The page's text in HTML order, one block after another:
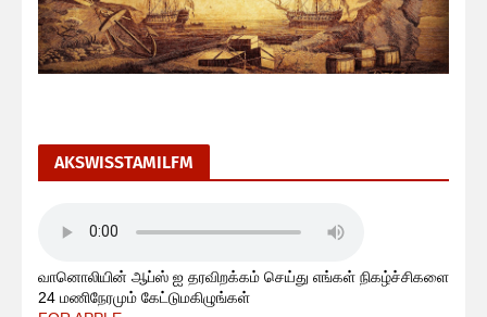
AKSWISSTAMILFM
வானொலியின் ஆப்ஸ் ஐ தரவிறக்கம் செய்து எங்கள் நிகழ்ச்சிகளை
24 மணிநேரமும் கேட்டுமகிழுங்கள்